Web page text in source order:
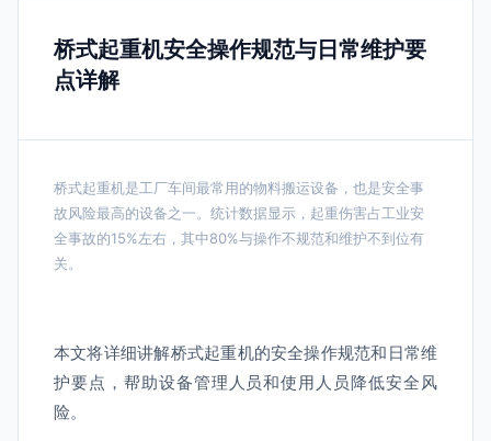
桥式起重机安全操作规范与日常维护要
点详解
桥式起重机是工厂车间最常用的物料搬运设备，也是安全事
故风险最高的设备之一。统计数据显示，起重伤害占工业安
全事故的15%左右，其中80%与操作不规范和维护不到位有
关。
本文将详细讲解桥式起重机的安全操作规范和日常维
护要点，帮助设备管理人员和使用人员降低安全风
险。